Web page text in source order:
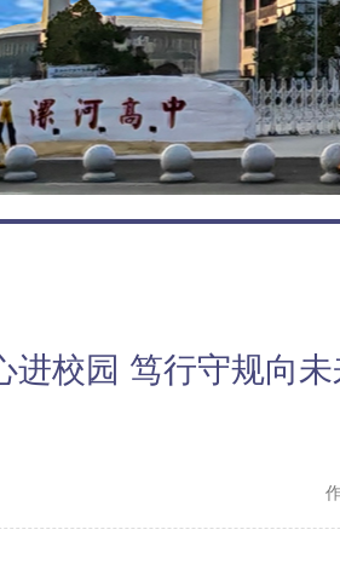
进校园 笃行守规向